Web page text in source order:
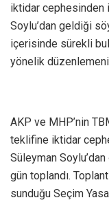
iktidar cephesinden
Soylu’dan geldiği
içerisinde sürekli
yönelik
AKP ve MHP’nin
teklifine iktidar
Süleyman
gün toplandı.
sunduğu Seçim